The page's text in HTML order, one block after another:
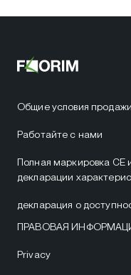
Общие условия продажи
Работайте с нами
Полная маркировка CE
декларации
декларация о
ПРАВОВАЯ
Privacy